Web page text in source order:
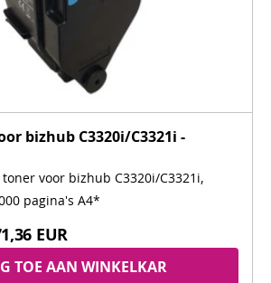
bizhub C3320i/C3321i -
voor bizhub C3320i/C3321i,
pagina's A4*
EUR
TOE AAN WINKELKAR